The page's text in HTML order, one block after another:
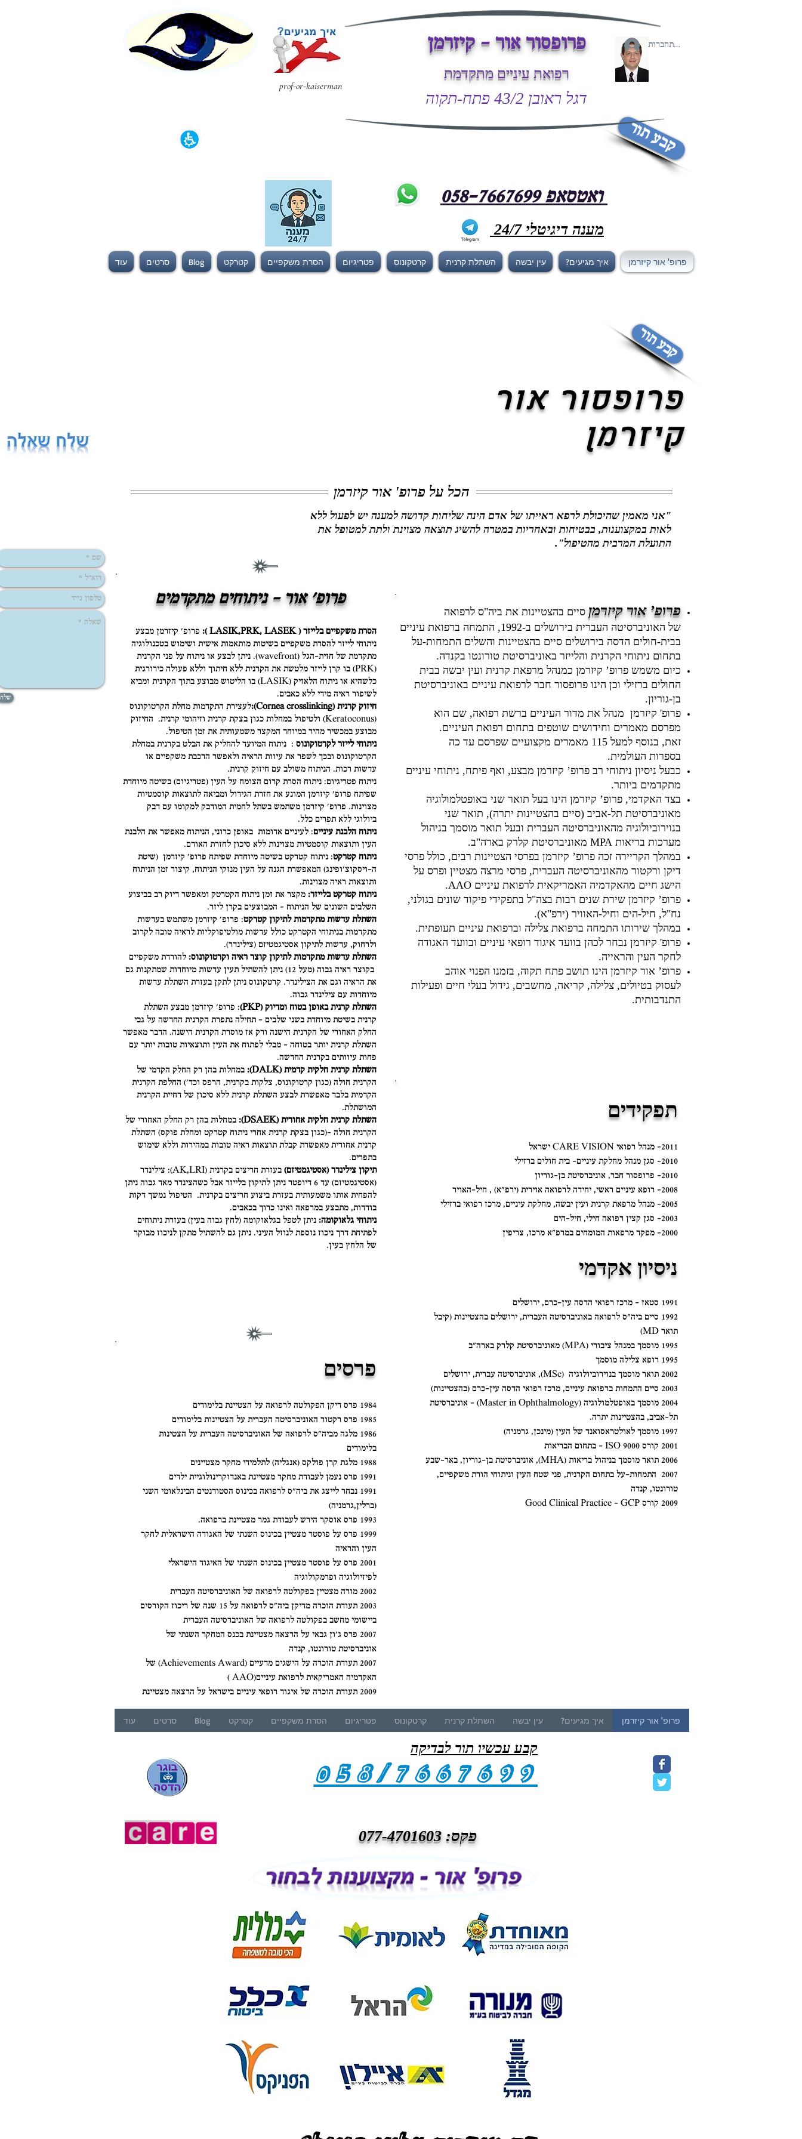
פרופסור אור - קיזרמן
רפואת עיניים מתקדמת
דגל ראובן 43/2 פתח-תקוה
להתחברות
prof-or-kaiserman
קבע תור
ואטסאפ 058-7667699
מענה דיגיטלי 24/7
פרופ' אור קיזרמן איך מגיעים? עין יבשה השתלת קרנית קרטקונוס פטריגיום הסרת משקפיים קטרקט Blog סרטים עוד
פרופסור אור
קיזרמן
הכל על פרופ' אור קיזרמן
"אני מאמין שהיכולת לרפא ראייתו של אדם הינה שליחות קדושה למענה יש לפעול ללא
לאות במקצוענות, בבטיחות ובאחריות במטרה להשיג תוצאה מצוינת ולתת למטופל את
התועלת המרבית מהטיפול".
פרופ’ אור קיזרמן סיים בהצטיינות את ביה"ס לרפואה
של האוניברסיטה העברית בירושלים ב-1992, התמחה ברפואת עיניים
בבית-חולים הדסה בירושלים סיים בהצטיינות והשלים התמחות-על
בתחום ניתוחי הקרנית והלייזר באוניברסיטת טורונטו בקנדה.
כיום משמש פרופ’ קיזרמן כמנהל מרפאת קרנית ועין יבשה בבית
החולים ברזילי וכן הינו פרופסור חבר לרפואת עיניים באוניברסיטת
בן-גוריון.
פרופ' קיזרמן מנהל את מדור העיניים ברשת רפואה, שם הוא
מפרסם מאמרים וחידושים שוטפים בתחום רפואת העיניים.
זאת, בנוסף למעל 115 מאמרים מקצועיים שפרסם עד כה
בספרות העולמית.
כבעל ניסיון ניתוחי רב פרופ’ קיזרמן מבצע, ואף פיתח, ניתוחי עיניים
מתקדמים ביותר.
בצד האקדמי, פרופ’ קיזרמן הינו בעל תואר שני באופטלמולוגיה
מאוניברסיטת תל-אביב (סיים בהצטיינות יתרה), תואר שני
בנוירוביולוגיה מהאוניברסיטה העברית ובעל תואר מוסמך בניהול
מערכות בריאות MPA מאוניברסיטת קלרק בארה"ב.
במהלך הקריירה זכה פרופ’ קיזרמן בפרסי הצטיינות רבים, כולל פרסי
דיקן ורקטור מהאוניברסיטה העברית, פרסי מרצה מצטיין ופרס על
הישג חיים מהאקדמיה האמריקאית לרפואת עיניים AAO.
פרופ’ קיזרמן שירת שנים רבות בצה"ל בתפקידי פיקוד שונים בגולני,
נח"ל, חיל-הים וחיל-האוויר (ירפ"א).
במהלך שירותו התמחה ברפואת צלילה וברפואת עיניים תעופתית.
פרופ' קיזרמן נבחר לכהן בוועד איגוד רופאי עיניים ובוועד האגודה
לחקר העין והראייה.
פרופ’ אור קיזרמן הינו תושב פתח תקוה, בזמנו הפנוי אוהב
לעסוק בטיולים, צלילה, קריאה, מחשבים, גידול בעלי חיים ופעילות
התנדבותית.
תפקידים
2011- מנהל רפואי CARE VISION ישראל
2010- סגן מנהל מחלקת עיניים– בית חולים ברזילי
2010- פרופסור חבר, אוניברסיטת בן-גוריון
2008- רופא עיניים ראשי, יחידה לרפואה אוירית (ירפ"א) , חיל-האויר
2005- מנהל מרפאת קרנית ועין יבשה, מחלקת עיניים, מרכז רפואי ברזילי
2003- סגן קצין רפואה חילי, חיל-הים
2000- מפקד מרפאות המומחים במרפ"א מרכז, צריפין
ניסיון אקדמי
1991 סטאז – מרכז רפואי הדסה עין-כרם, ירושלים
1992 סיים ביה"ס לרפואה באוניברסיטה העברית, ירושלים בהצטיינות (קיבל
תואר MD)
1995 מוסמך במנהל ציבורי (MPA) מאוניברסיטת קלרק בארה"ב
1995 רופא צלילה מוסמך
2002 תואר מוסמך בנוירוביולוגיה (MSc), אוניברסיטה עברית, ירושלים
2003 סיים התמחות ברפואת עיניים, מרכז רפואי הדסה עין-כרם (בהצטיינות)
2004 מוסמך באופטלמולוגיה (Master in Ophthalmology) – אוניברסיטת
תל-אביב, בהצטיינות יתרה.
1997 מוסמך לאולטראסואנד של העין (מינכן, גרמניה)
2001 קורס ISO 9000 - בתחום הבריאות
2006 תואר מוסמך בניהול בריאות (MHA), אוניברסיטת בן-גוריון, באר-שבע
2007 התמחות-על בתחום הקרנית, פני שטח העין וניתוחי הורת משקפיים,
טורונטו, קנדה
2009 קורס Good Clinical Practice - GCP
פרופ' אור - ניתוחים מתקדמים
הסרת משקפיים בלייזר ( LASIK,PRK, LASEK ):
פרופ' קיזרמן מבצע
ניתוחי לייזר להסרת משקפיים בשיטות מותאמות אישית ושימוש בטכנולוגיה
מתקדמת של חזית-הגל (wavefront). ניתן לבצע או ניתוח על פני הקרנית
(PRK) בו קרן לייזר מלטשת את הקרנית ללא חיתוך וללא פעולה כירורגית
כלשהיא או ניתוח הלאזיק (LASIK) בו הליטוש מבוצע בתוך הקרנית ומביא
לשיפור ראיה מידי ללא כאבים.
חיזוק קרנית (Cornea crosslinking):
לעצירת התקדמות מחלת הקרטוקונוס
(Keratoconus) ולטיפול במחלות כגון בצקת קרנית וזיהומי קרנית. החיזוק
מבוצע במכשיר מהיר במיוחד המקצר משמעותית את זמן הטיפול.
ניתוחי לייזר לקרטוקונוס : ניתוח המיועד להחליק את הבלט בקרנית במחלת
הקרטוקונוס ובכך לשפר את עיוות הראיה ולאפשר הרכבת משקפיים או
עדשות רכות. הניתוח משולב עם חיזוק קרנית.
ניתוח פטריגיום: ניתוח הסרת קרום הצומח על העין (פטריגיום) בשיטה מיוחדת
שפיתח פרופ' קיזרמן המונע את חזרת הגידול ומביאה לתוצאות קוסמטיות
מצוינות. פרופ' קיזרמן משתמש בשתל לחמית המודבק למקומו עם דבק
ביולוגי ללא תפרים כלל.
ניתוח הלבנת עיניים: לעיניים אדומות באופן כרוני, הניתוח מאפשר את הלבנת
העין ותוצאות קוסמטיות מצוינות ללא סיכון לחזרת האודם.
ניתוח קטרקט: ניתוח קטרקט בשיטה מיוחדת שפיתח פרופ' קיזרמן (שיטת
ה-ויסקוצ'ופינג) המאפשרת הגנה על העין מנזקי הניתוח, קיצור זמן הניתוח
ותוצאות ראיה מצוינות.
ניתוח קטרקט בלייזר: מקצר את זמן ניתוח הקטרטק ומאפשר דיוק רב בביצוע
השלבים השונים של הניתוח – המבוצעים בקרן ליזר.
השתלת עדשות מתקדמות לתיקון קטרקט: פרופ' קיזרמן משתמש בעדשות
מתקדמות בניתוחי הקטרקט כולל עדשות מולטיפוקליות לראיה טובה לקרוב
ולרחוק, עדשות לתיקון אסטיגמטיזם (צילינדר).
השתלת עדשות מתקדמות לתיקון קוצר ראיה וקרטוקונוס: להורדת משקפיים
בקוצר ראיה גבוה (מעל 12) ניתן להשתיל תעין עדשות מיוחדות שמתקנות גם
את הראיה וגם את הצילינדר. קרטקונוס ניתן לתקן בעזרת השתלת עדשות
מיוחדות עם צילינדר גבוה.
השתלת קרנית באופן בטוח ומדיוק (PKP)
: פרופ' קיזרמן מבצע השתלת
קרנית בשיטת מיוחדת בשני שלבים – תחילה נתפרת הקרנית החדשה על גבי
החלק האחורי של הקרנית הישנה ורק אז מוסרת הקרנית הישנה. הדבר מאפשר
השתלת קרנית יותר בטוחה – מבלי לפתוח את העין ותוצאיות טובות יותר עם
פחות עיוותים בקרנית החדשה.
השתלת קרנית חלקית קדמית (DALK):
במחלות בהן רק החלק הקדמי של
הקרנית חולה (כגון קרטוקונוס, צלקות בקרנית, הרפס וכד') החלפת הקרנית
הקדמית בלבד מאפשרת לבצע השתלת קרנית ללא סיכון של דחיית הקרנית
המושתלת.
השתלת קרנית חלקית אחורית (DSAEK):
במחלות בהן רק החלק האחורי של
הקרנית חולה –(כגון בצקת קרנית אחרי ניתוח קטרקט ומחלת פוקס) השתלת
קרנית אחורית מאפשרת קבלת תוצאות ראיה טובות במהירות וללא שימוש
בתפרים.
תיקון צילינדר (אסטיגמטיזם)
בעזרת חריצים בקרנית (AK,LRI): צילינדר
(אסטיגמטיזם) עד 6 דיופטר ניתן לתיקון בלייזר אבל כשהצינדר מאד גבוה ניתן
להפחית אותו משמעותית בעזרת ביצוע חריצים בקרנית. הטיפול נמשך דקות
בודדות, מתבצע במרפאה ואינו כרוך בכאבים.
ניתוחי גלאוקומה: ניתן לטפל בגלאוקומה (לחץ גבוה בעין) בעזרת ניתוחים
לפתיחת דרך ניכוז נוספת לנוזל העיני. ניתן גם להשתיל מתקן לניכוז מבוקר
של הלחץ בעין.
פרסים
1984 פרס דיקן הפקולטה לרפואה על הצטיינת בלימודים
1985 פרס רקטור האוניברסיטה העברית על הצטיינות בלימודים
1986 מלגה מביה"ס לרפואה של האוניברסיטה העברית על הצטינות
בלימודים
1988 מלגת קרן פולקס (אנגליה) לתלמידי מחקר מצטיינים
1991 פרס נעמן לעבודת מחקר מצטיינת באנדוקרינולוגיית ילדים
1991 נבחר לייצג את ביה"ס לרפואה בכינוס הסטודנטים הבינלאומי השני
(ברלין,גרמניה)
1993 פרס אוסקר הירש לעבודת גמר מצטיינת ברפואה.
1999 פרס על פוסטר מצטיין בכינוס השנתי של האגודה הישראלית לחקר
העין והראיה
2001 פרס על פוסטר מצטיין בכינוס השנתי של האיגוד הישראלי
לפיזיולוגיה ופרמקולוגיה
2002 מורה מצטיין בפקולטה לרפואה של האוניברסיטה העברית
2003 תעודת הוכרה מדיקן ביה"ס לרפואה על 15 שנה של ריכוז הקורסים
ביישומי מחשב בפקולטה לרפואה של האוניברסיטה העברית
2007 פרס ג'ון גבאי על הרצאה מצטיינת בכנס המחקר השנתי של
אוניברסיטת טורונטו, קנדה
2007 תעודת הוכרה על הישגים מדעיים (Achievements Award) של
האקדמיה האמריקאית לרפואת עיניים(AAO )
2009 תעודת הוכרה של איגוד רופאי עיניים בישראל על הרצאה מצטיינת
קבע תור
שלח
פרופ' אור קיזרמן איך מגיעים? עין יבשה השתלת קרנית קרטקונוס פטריגיום הסרת משקפיים קטרקט Blog סרטים עוד
קבע עכשיו תור לבדיקה
058/7667699
פקס: 077-4701603